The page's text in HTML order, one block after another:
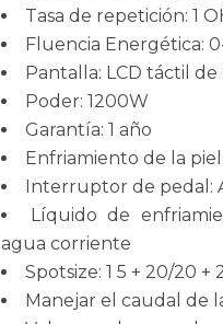
Tasa de repetición: 1
Fluencia Energética:
Pantalla: LCD táctil de 8
Poder: 1200W
Garantía: 1 año
Enfriamiento de la
Interruptor de pedal:
Líquido de
agua corriente
Spotsize: 1 5 + 20/20 +
Manejar el caudal de